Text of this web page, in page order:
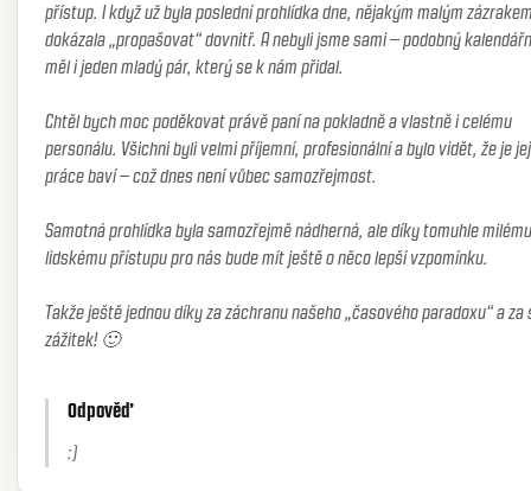
přístup. I když už byla poslední prohlídka dne, nějakým malým
dokázala „propašovat“ dovnitř. A nebyli jsme sami – podobný
měl i jeden mladý pár, který se k nám přidal.
Chtěl bych moc poděkovat právě paní na pokladně a vlastně i celému
personálu. Všichni byli velmi příjemní, profesionální a bylo vidět, že je
práce baví – což dnes není vůbec samozřejmost.
Samotná prohlídka byla samozřejmě nádherná, ale díky tomuhle milému
lidskému přístupu pro nás bude mít ještě o něco lepší vzpomínku.
Takže ještě jednou díky za záchranu našeho „časového paradoxu“ a
zážitek! 🙂
Odpověď
:)